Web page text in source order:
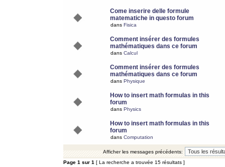
Come inserire delle formule
matematiche in questo forum
dans Fisica
Comment insérer des formules
mathématiques dans ce forum
dans Calcul
Comment insérer des formules
mathématiques dans ce forum
dans Physique
How to insert math formulas in this
forum
dans Physics
How to insert math formulas in this
forum
dans Computation
Afficher les messages précédents:
Page 1 sur 1 [ La recherche a trouvée 15 résultats ]